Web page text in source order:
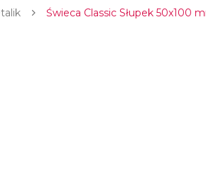
Świeca Classic Słupek 50x100